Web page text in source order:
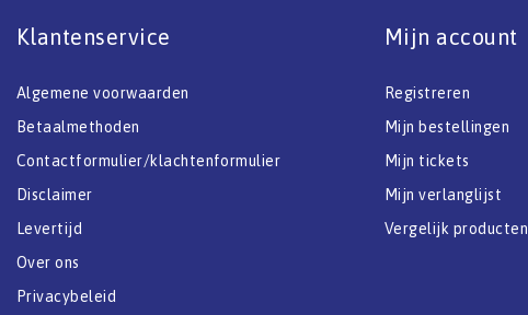
Klantenservice
Algemene voorwaarden
Betaalmethoden
Contactformulier/klachtenformulier
Disclaimer
Levertijd
Over ons
Privacybeleid
Mijn account
Registreren
Mijn bestellingen
Mijn tickets
Mijn verlanglijst
Vergelijk producten